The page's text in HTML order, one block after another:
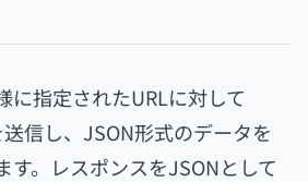
に指定されたURLに対して
信し、JSON形式のデータを
す。レスポンスをJSONとして